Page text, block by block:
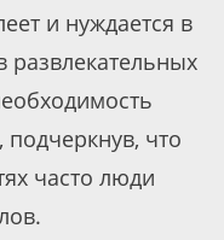
и нуждается в
развлекательных
подчеркнув, что
часто люди